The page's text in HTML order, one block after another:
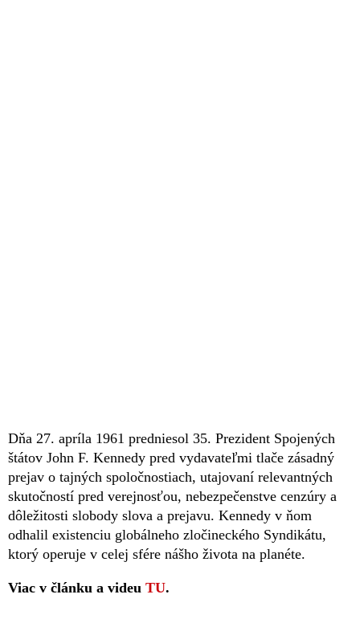
Dňa 27. apríla 1961 predniesol 35. Prezident Spojených
štátov John F. Kennedy pred vydavateľmi tlače zásadný
prejav o tajných spoločnostiach, utajovaní relevantných
skutočností pred verejnosťou, nebezpečenstve cenzúry a
dôležitosti slobody slova a prejavu. Kennedy v ňom
odhalil existenciu globálneho zločineckého Syndikátu,
ktorý operuje v celej sfére nášho života na planéte.
Viac v článku a videu TU.